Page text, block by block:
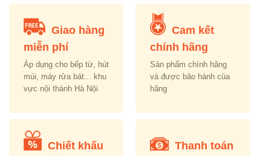
Giao hàng
miễn phí
Áp dụng cho bếp từ, hút
mùi, máy rửa bát... khu
vực nội thành Hà Nội
Cam kết
chính hãng
Sản phẩm chính hãng
và được bảo hành của
hãng
Chiết khấu
Thanh toán